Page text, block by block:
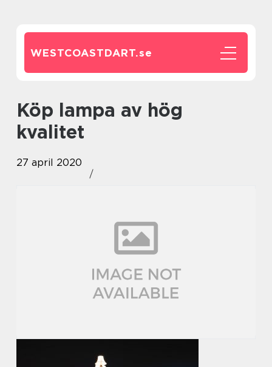
WESTCOASTDART.se
Köp lampa av hög
kvalitet
27 april 2020